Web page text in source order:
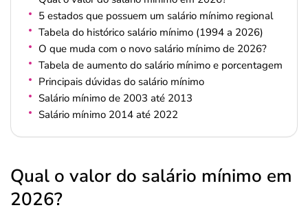
5 estados que possuem um salário mínimo regional
Tabela do histórico salário mínimo (1994 a 2026)
O que muda com o novo salário mínimo de 2026?
Tabela de aumento do salário mínimo e porcentagem
Principais dúvidas do salário mínimo
Salário mínimo de 2003 até 2013
Salário mínimo 2014 até 2022
Qual o valor do salário mínimo em
2026?